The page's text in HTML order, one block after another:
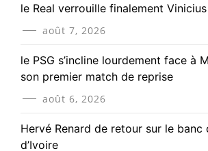
le Real verrouille finalement Vinicius
août 7, 2026
le PSG s’incline lourdement face à
son premier match de reprise
août 6, 2026
Hervé Renard de retour sur le banc
d’Ivoire